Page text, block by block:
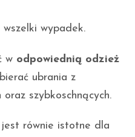
wypadek.
w odpowiednią odzież
ubrania z
szybkoschnących.
jest równie istotne dla